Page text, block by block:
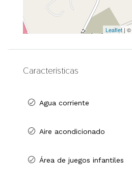
Leaflet | ©
Características
Agua corriente
Aire acondicionado
Área de juegos infantiles